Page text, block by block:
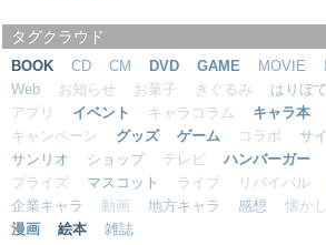
タグクラウド
BOOK CD CM DVD GAME MOVIE
Web
お知らせ お菓子 きぐるみ はりぼて
アプリ
イベント キャラコラム キャラ本
キャンペーン
グッズ ゲーム コラボ サ
サンリオ
ショップ テレビ ハンバーガー
プライズ
マスコット ライブ リバイバル
企業キャラ
動画 地方キャラ 感想 懐かし
漫画
絵本 雑誌